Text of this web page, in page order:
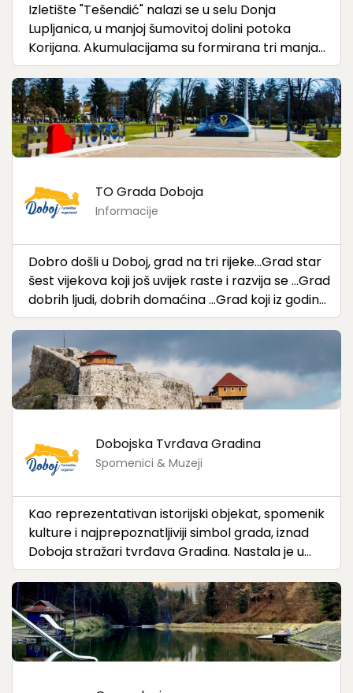
Izletište "Tešendić" nalazi se u selu Donja
Lupljanica, u manjoj šumovitoj dolini potoka
Korijana. Akumulacijama su formirana tri manja
jezera, od kojih su dva u sastavu izletišta. Jezera
su pretvorena u ribnjake ubacivanjem šarana i
amura, a na obali ribnjaka nalazi se manji drveni
objekat – „kijer“ i manja platforma za pecanje.
Izletište posjeduje i čamce za vožnju po jezeru i
pecanje.
TO Grada Doboja
Informacije
Dobro došli u Doboj, grad na tri rijeke…Grad star
šest vijekova koji još uvijek raste i razvija se …Grad
dobrih ljudi, dobrih domaćina …Grad koji iz godine
u godinu ima sve više za ponuditi svakom gostu i
putniku namjerniku…Dođite nam i uvjerite se u to i
sami
Dobojska Tvrđava Gradina
Spomenici & Muzeji
Kao reprezentativan istorijski objekat, spomenik
kulture i najprepoznatljiviji simbol grada, iznad
Doboja stražari tvrđava Gradina. Nastala je u
trinaestom vijeku, a prvi put se pominje 1415.
godine, "...in Uxora subtus casrtum Dobuy... - u
usori pod tvrđavom Doboj". Danas, ona
predstavlja veliko bogatstvo i dio identiteta
svakog Dobojlije. Tvrđava i varoš Doboj, nalaze se
u sjevernoj Bosni na prostoru jedne široke